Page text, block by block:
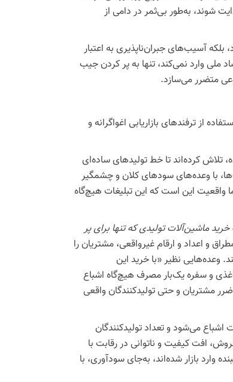
شوند، به‌طور بی‌ثمر در دامی از
آسیب‌های جبران‌ناپذیری به اعتبار
ملی وارد نمی‌کند، تنها به پر کردن جیب
متضرر می‌سازد.
از ترفندهای بازاریابی اغواگرانه و
تلاش کرده‌اند تا خط تولیدهای ساده‌ای
با وعده‌های سودهای کلان و چشمگیر
واقعیت این است که این تبلیغات هیچ‌گاه
ماشین‌آلات تولیدی که تنها برای پر
و اعداد و ارقام غیرواقعی، مشتریان را
وعده‌هایی نظیر «با خرید این
و سفره یک‌بار مصرف هیچ‌گاه اشباع
مشتریان و حتی تولیدکنندگان واقعی
می‌شود و تعداد تولیدکنندگان
افت کیفیت و ناتوانی در رقابت با
وارد بازار شده‌اند، به‌جای سودآوری، با